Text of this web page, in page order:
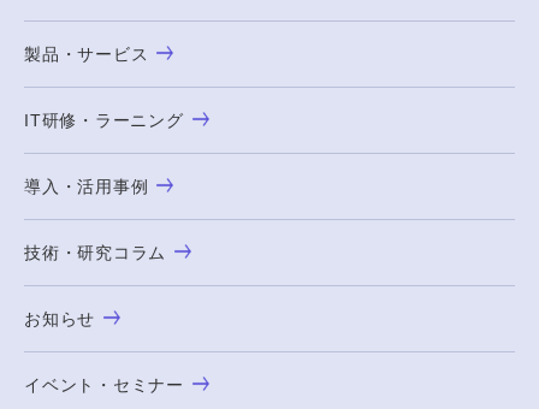
製品・サービス
IT研修・ラーニング
導入・活用事例
技術・研究コラム
お知らせ
イベント・セミナー